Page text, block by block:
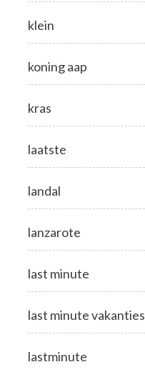
klein
koning aap
kras
laatste
landal
lanzarote
last minute
last minute vakanties
lastminute